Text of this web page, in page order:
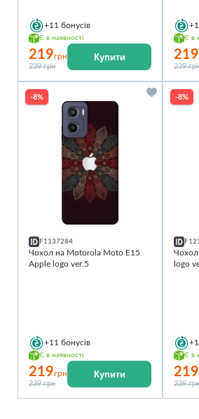
+11 бонусів
Є в наявності
219грн
239 грн
Купити
Є в
219
239
-8%
F1137284
Чохол на Motorola Moto E15
Apple logo ver.5
+11 бонусів
Є в наявності
219грн
239 грн
Купити
-8%
Чохол
logo
Є в
219
239